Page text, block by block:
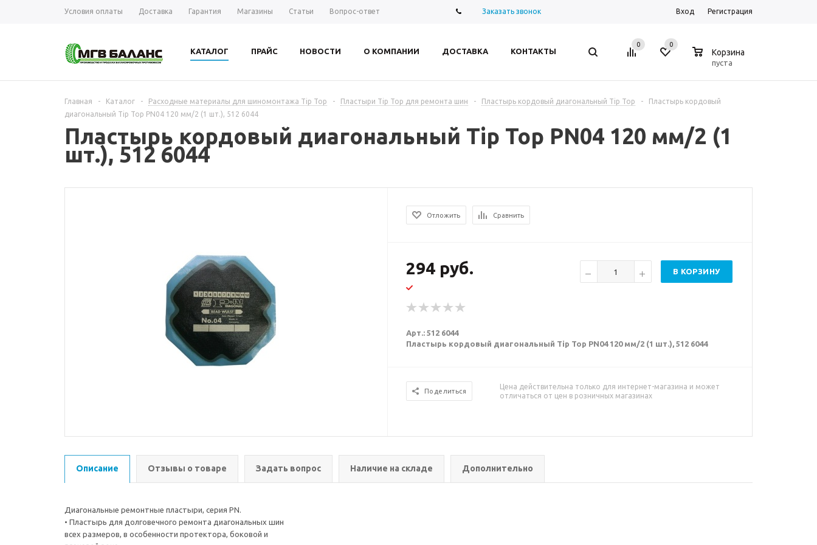
Условия оплаты Доставка Гарантия Магазины Статьи Вопрос-ответ Заказать звонок Вход Регистрация
КАТАЛОГ ПРАЙС НОВОСТИ О КОМПАНИИ ДОСТАВКА КОНТАКТЫ
0 0
Корзина
пуста
Главная - Каталог - Расходные материалы для шиномонтажа Tip Top - Пластыри Tip Top для ремонта шин - Пластырь кордовый диагональный Tip Top -
Пластырь кордовый
диагональный Tip Top PN04 120 мм/2 (1 шт.), 512 6044
Пластырь кордовый диагональный Tip Top PN04 120 мм/2 (1
шт.), 512 6044
Отложить Сравнить
294 руб. В КОРЗИНУ
Арт.: 512 6044
Пластырь кордовый диагональный Tip Top PN04 120 мм/2 (1 шт.), 512 6044
Поделиться
Цена действительна только для интернет-магазина и может
отличаться от цен в розничных магазинах
Описание Отзывы о товаре Задать вопрос Наличие на складе Дополнительно
Диагональные ремонтные пластыри, серия PN.
• Пластырь для долговечного ремонта диагональных шин
всех размеров, в особенности протектора, боковой и